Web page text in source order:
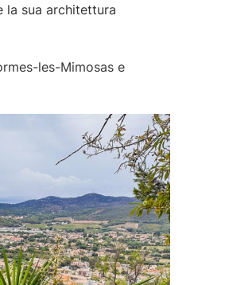
la sua architettura
les-Mimosas e